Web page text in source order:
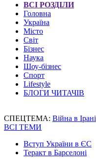
ВСІ РОЗДІЛИ
Головна
Україна
Місто
Світ
Бізнес
Наука
Шоу-бізнес
Спорт
Lifestyle
БЛОГИ ЧИТАЧІВ
СПЕЦТЕМА: Війна в Ірані
ВСІ ТЕМИ
Вступ України в ЄС
Теракт в Барселоні